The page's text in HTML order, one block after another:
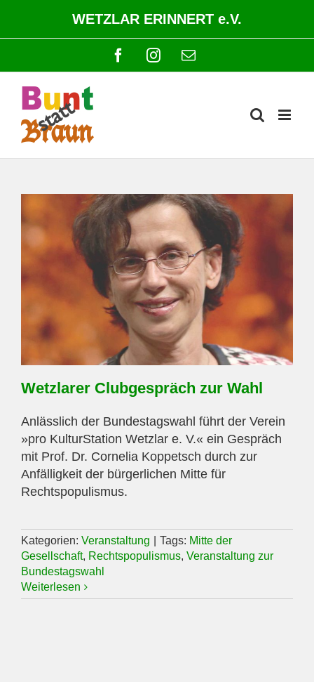
springen
WETZLAR ERINNERT e.V.
FacebookInstagram
E-
Mail
Wetzlarer Clubgespräch zur Wahl
Anlässlich der Bundestagswahl führt der Verein
»pro KulturStation Wetzlar e. V.« ein Gespräch
mit Prof. Dr. Cornelia Koppetsch durch zur
Anfälligkeit der bürgerlichen Mitte für
Rechtspopulismus.
Kategorien: Veranstaltung Tags: Mitte der
Gesellschaft, Rechtspopulismus, Veranstaltung zur
Bundestagswahl
Weiterlesen